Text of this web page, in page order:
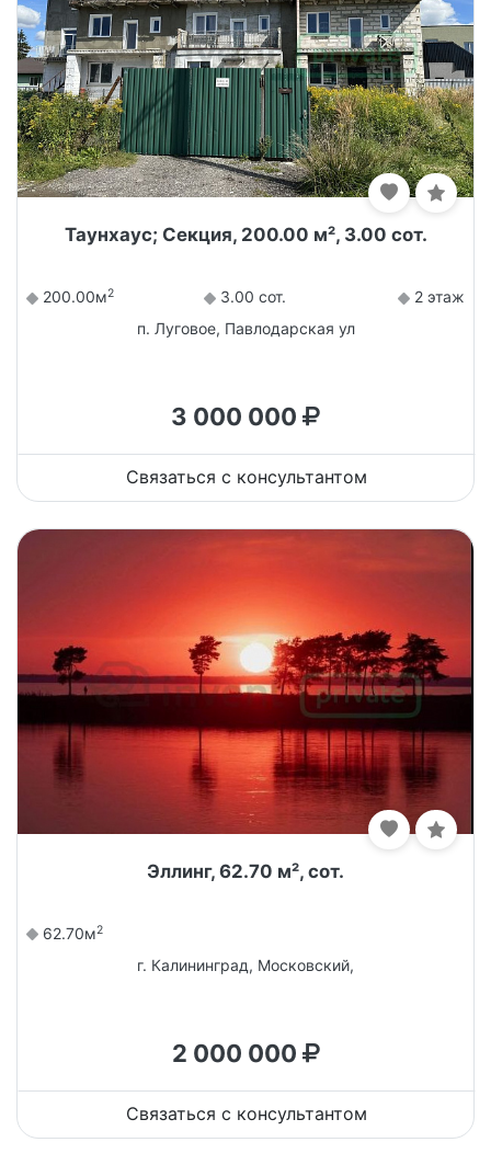
Таунхаус; Секция, 200.00 м², 3.00 сот.
200.00м2 3.00 сот.
2 этаж
п. Луговое, Павлодарская ул
3 000 000
Связаться с консультантом
Эллинг, 62.70 м², сот.
62.70м2
г. Калининград, Московский,
2 000 000
Связаться с консультантом